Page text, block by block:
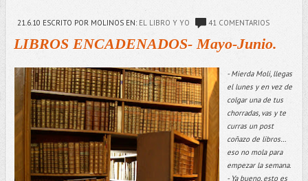
21.6.10 ESCRITO POR MOLINOS EN: EL LIBRO Y YO 41 COMENTARIOS
LIBROS ENCADENADOS- Mayo-Junio.
- Mierda Moli, llegas
el lunes y en vez de
colgar una de tus
chorradas, vas y te
curras un post
coñazo de libros…
eso no mola para
empezar la semana.
- Ya bueno, esto es